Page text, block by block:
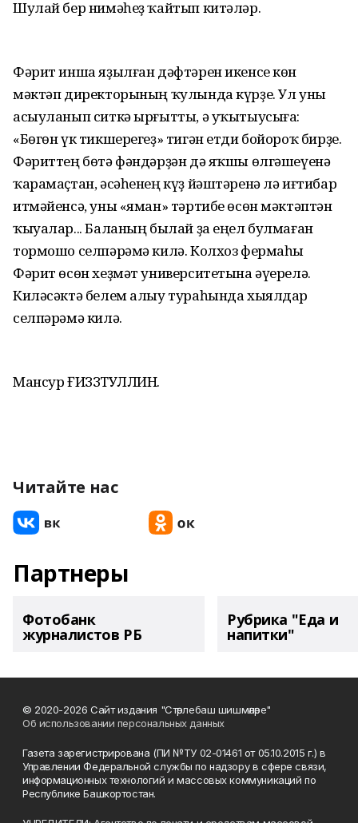
Шулай бер нимәһеҙ ҡайтып китәләр.
Фәрит инша яҙылған дәфтәрен икенсе көн
мәктәп директорының ҡулында күрҙе. Ул уны
асыуланып ситкә ырғытты, ә уҡытыусыға:
«Бөгөн үк тикшерегеҙ» тигән етди бойороҡ бирҙе.
Фәриттең бөтә фәндәрҙән дә яҡшы өлгәшеүенә
ҡарамаҫтан, әсәһенең күҙ йәштәренә лә иғтибар
итмәйенсә, уны «яман» тәртибе өсөн мәктәптән
ҡыуалар... Баланың былай ҙа еңел булмаған
тормошо селпәрәмә килә. Колхоз фермаһы
Фәрит өсөн хеҙмәт университетына әүерелә.
Киләсәктә белем алыу тураһында хыялдар
селпәрәмә килә.
Мансур ҒИЗЗӘТУЛЛИН.
Читайте нас
Партнеры
Фотобанк
журналистов РБ
Рубрика "Еда и
напитки"
© 2020-2026 Сайт издания "Стәрлебаш шишмәләре"
Об использовании персональных данных
Газета зарегистрирована (ПИ №ТУ 02-01461 от 05.10.2015 г.) в
Управлении Федеральной службы по надзору в сфере связи,
информационных технологий и массовых коммуникаций по
Республике Башкортостан.